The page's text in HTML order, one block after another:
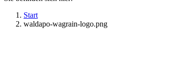
Start
waldapo-wagrain-logo.png